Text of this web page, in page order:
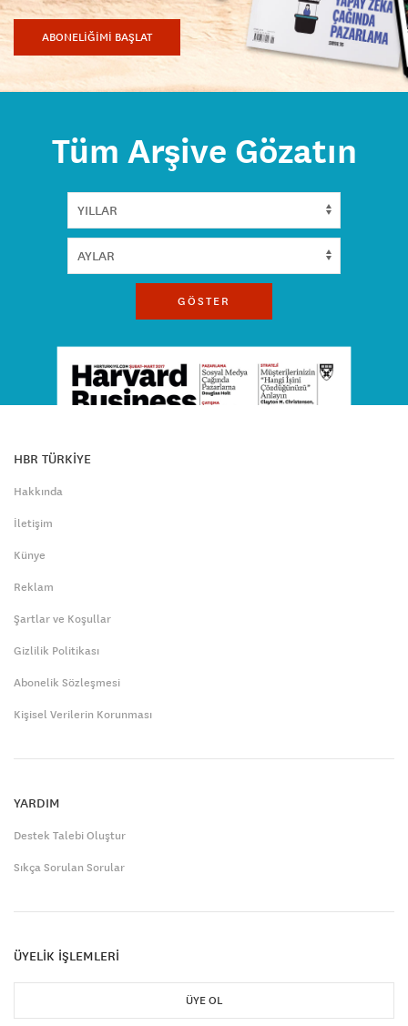
ABONELİĞİMİ BAŞLAT
Tüm Arşive Gözatın
GÖSTER
HBR TÜRKİYE
Hakkında
İletişim
Künye
Reklam
Şartlar ve Koşullar
Gizlilik Politikası
Abonelik Sözleşmesi
Kişisel Verilerin Korunması
YARDIM
Destek Talebi Oluştur
Sıkça Sorulan Sorular
ÜYELİK İŞLEMLERİ
ÜYE OL